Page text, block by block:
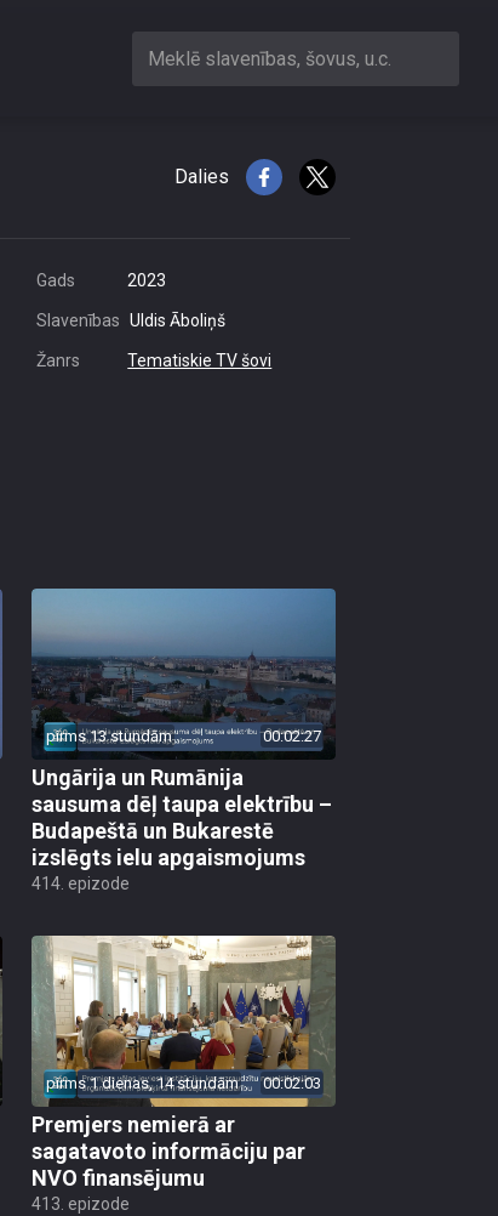
Meklē slavenības, šovus, u.c.
Dalies
Gads 2023
Slavenības Uldis Āboliņš
Žanrs Tematiskie TV šovi
pirms 13 stundām 00:02:27
Ungārija un Rumānija
sausuma dēļ taupa elektrību –
Budapeštā un Bukarestē
izslēgts ielu apgaismojums
414. epizode
pirms 1 dienas, 14 stundām 00:02:03
Premjers nemierā ar
sagatavoto informāciju par
NVO finansējumu
413. epizode